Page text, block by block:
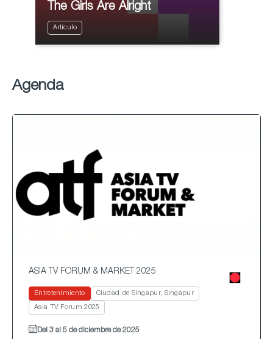
The Girls Are Alright
Artículo
Agenda
ASIA TV FORUM & MARKET 2025
Entretenimiento Ciudad de Singapur, Singapur
Asia TV Forum 2025
Del 3 al 5 de diciembre de 2025